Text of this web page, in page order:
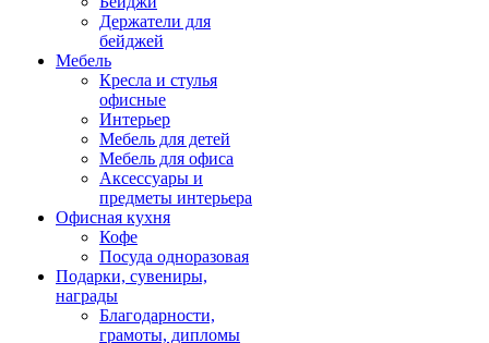
Держатели для
бейджей
Мебель
Кресла и стулья
офисные
Интерьер
Мебель для детей
Мебель для офиса
Аксессуары и
предметы интерьера
Офисная кухня
Кофе
Посуда одноразовая
Подарки, сувениры,
награды
Благодарности,
грамоты, дипломы